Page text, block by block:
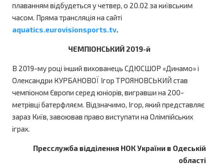
плаванням відбудеться у четвер, о 20.02 за київським
часом. Пряма трансляція на сайті
aquatics.eurovisionsports.tv.
ЧЕМПІОНСЬКИЙ 2019-й
В 2019-му році інший вихованець СДЮСШОР «Динамо» і
Олександри КУРБАНОВОЇ Ігор ТРОЯНОВСЬКИЙ став
чемпіоном Європи серед юніорів, вигравши на 200-
метрівці батерфляєм. Відзначимо, Ігор, який представляє
зараз Київ, завоював право виступати на Олімпійських
іграх.
Пресслужба відділення НОК України в Одеській
області